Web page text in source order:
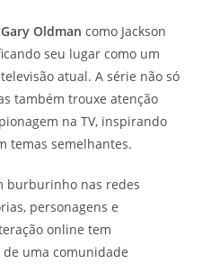
Gary Oldman como Jackson
seu lugar como um
atual. A série não só
também trouxe atenção
na TV, inspirando
temas semelhantes.
burburinho nas redes
personagens e
online tem
uma comunidade